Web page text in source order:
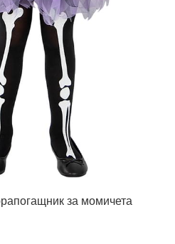
за момичета